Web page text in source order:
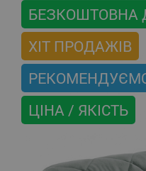
БЕЗКОШТОВНА
ХІТ ПРОДАЖІВ
ЦІНА / ЯКІСТЬ